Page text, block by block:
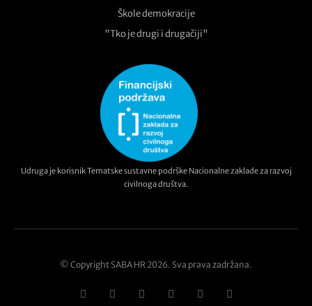
Škole demokracije
"Tko je drugi i drugačiji"
Udruga je korisnik Tematske sustavne podrške Nacionalne zaklade za razvoj
civilnoga društva.
© Copyright SABA HR 2026. Sva prava zadržana.